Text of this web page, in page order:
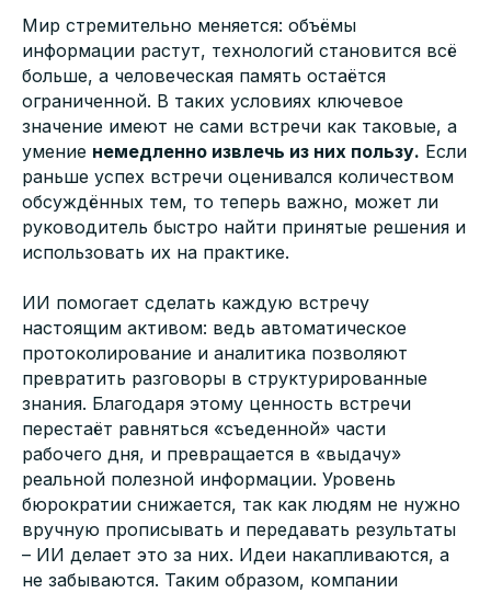
Мир стремительно меняется: объёмы
информации растут, технологий становится всё
больше, а человеческая память остаётся
ограниченной. В таких условиях ключевое
значение имеют не сами встречи как таковые, а
умение немедленно извлечь из них пользу. Если
раньше успех встречи оценивался количеством
обсуждённых тем, то теперь важно, может ли
руководитель быстро найти принятые решения и
использовать их на практике.
ИИ помогает сделать каждую встречу
настоящим активом: ведь автоматическое
протоколирование и аналитика позволяют
превратить разговоры в структурированные
знания. Благодаря этому ценность встречи
перестаёт равняться «съеденной» части
рабочего дня, и превращается в «выдачу»
реальной полезной информации. Уровень
бюрократии снижается, так как людям не нужно
вручную прописывать и передавать результаты
– ИИ делает это за них. Идеи накапливаются, а
не забываются. Таким образом, компании